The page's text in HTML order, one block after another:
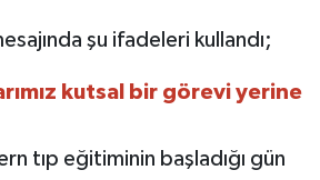
şu ifadeleri kullandı;
kutsal bir görevi yerine
tıp eğitiminin başladığı gün